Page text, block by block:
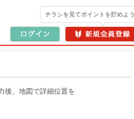
チラシを見てポイントを貯めよう
後、地図で詳細位置を